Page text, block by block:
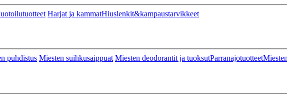
Harjat ja kammatHiuslenkit&kampaustarvikkeet
puhdistus Miesten suihkusaippuat Miesten deodorantit ja tuoksutParranajotuotteet